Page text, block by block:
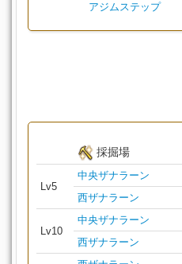
アジムステップ
採掘場
Lv5
中央ザナラーン
西ザナラーン
Lv10
中央ザナラーン
西ザナラーン